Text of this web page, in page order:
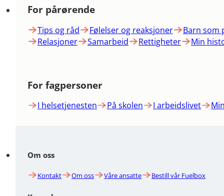
For pårørende
Tips og råd Følelser og reaksjoner
Barn som
Relasjoner
Samarbeid Rettigheter Min
For fagpersoner
I helsetjenesten På skolen I arbeidslivet
Om oss
Kontakt Om oss Våre ansatte Bestill vår Fuelbox